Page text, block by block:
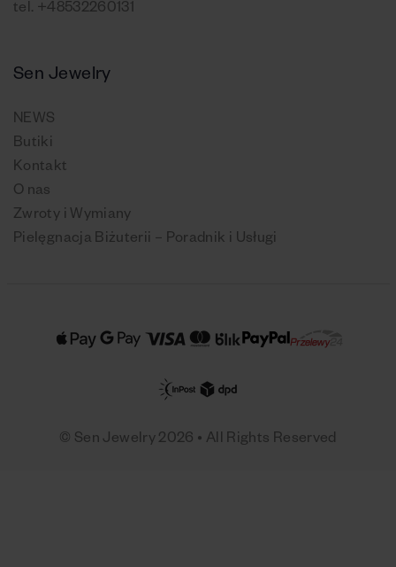
tel. +48532260131
Sen Jewelry
NEWS
Butiki
Kontakt
O nas
Zwroty i Wymiany
Pielęgnacja Biżuterii – Poradnik i Usługi
© Sen Jewelry 2026 • All Rights Reserved